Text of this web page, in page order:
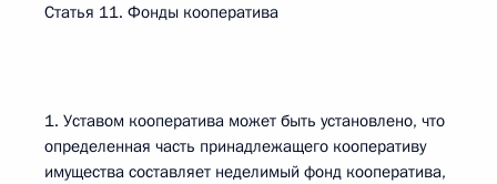
Статья 11. Фонды кооператива
1. Уставом кооператива может быть установлено, что
определенная часть принадлежащего кооперативу
имущества составляет неделимый фонд кооператива,